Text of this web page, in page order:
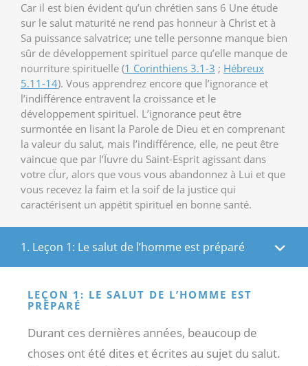
Car il est bien évident qu’un chrétien sans 6 Une étude
sur le salut maturité ne rend pas honneur à Christ et à
Sa puissance salvatrice; une telle personne manque bien
sûr de développement spirituel parce qu’elle manque de
nourriture spirituelle (1 Corinthiens 3.1-3 ; Hébreux
5.11-14). Vous apprendrez encore que l’ignorance et
l’indifférence entravent la croissance et le
développement spirituel. L’ignorance peut être
surmontée en lisant la Parole de Dieu et en comprenant
la valeur du salut, mais l’indifférence, elle, ne peut être
vaincue que par l’Ïuvre du Saint-Esprit agissant dans
votre cÏur, alors que vous vous abandonnez à Lui et que
vous recevez la faim et la soif de la justice qui
caractérisent un appétit spirituel en bonne santé.
1. Leçon 1: Le salut de l’homme est préparé
LEÇON 1: LE SALUT DE L’HOMME EST
PRÉPARÉ
Durant ces dernières années, beaucoup de
choses ont été dites et écrites au sujet du salut.